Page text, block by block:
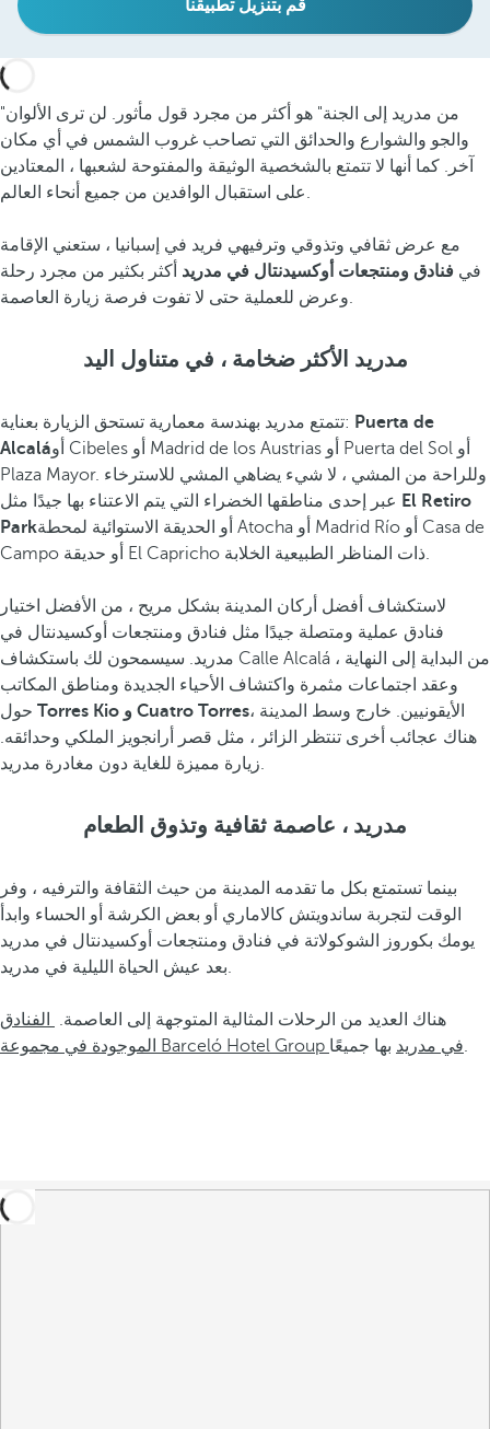
قم بتنزيل تطبيقنا
"من مدريد إلى الجنة" هو أكثر من مجرد قول مأثور. لن ترى الألوان
والجو والشوارع والحدائق التي تصاحب غروب الشمس في أي مكان
آخر. كما أنها لا تتمتع بالشخصية الوثيقة والمفتوحة لشعبها ، المعتادين
على استقبال الوافدين من جميع أنحاء العالم.
مع عرض ثقافي وتذوقي وترفيهي فريد في إسبانيا ، ستعني الإقامة
في فنادق ومنتجعات أوكسيدنتال في مدريد أكثر بكثير من مجرد رحلة
وعرض للعملية حتى لا تفوت فرصة زيارة العاصمة.
مدريد الأكثر ضخامة ، في متناول اليد
تتمتع مدريد بهندسة معمارية تستحق الزيارة بعناية: Puerta de
Alcaláأو Cibeles أو Madrid de los Austrias أو Puerta del Sol أو
Plaza Mayor. وللراحة من المشي ، لا شيء يضاهي المشي للاسترخاء
El Retiro
Parkأو الحديقة الاستوائية لمحطة Atocha أو Madrid Río أو Casa de
Campo أو حديقة El Capricho ذات المناظر الطبيعية الخلابة.
لاستكشاف أفضل أركان المدينة بشكل مريح ، من الأفضل اختيار
فنادق عملية ومتصلة جيدًا مثل فنادق ومنتجعات أوكسيدنتال في
مدريد. سيسمحون لك باستكشاف Calle Alcalá من البداية إلى النهاية ،
وعقد اجتماعات مثمرة واكتشاف الأحياء الجديدة ومناطق المكاتب
Torres Kio و Cuatro Torresالأيقونيين. خارج وسط المدينة ،
هناك عجائب أخرى تنتظر الزائر ، مثل قصر أرانجويز الملكي وحدائقه.
زيارة مميزة للغاية دون مغادرة مدريد.
مدريد ، عاصمة ثقافية وتذوق الطعام
بينما تستمتع بكل ما تقدمه المدينة من حيث الثقافة والترفيه ، وفر
الوقت لتجربة ساندويتش كالاماري أو بعض الكرشة أو الحساء وابدأ
يومك بكوروز الشوكولاتة في فنادق ومنتجعات أوكسيدنتال في مدريد
بعد عيش الحياة الليلية في مدريد.
هناك العديد من الرحلات المثالية المتوجهة إلى العاصمة.
الفنادق
الموجودة في مجموعة Barceló Hotel Group في مدريدبها جميعًا.